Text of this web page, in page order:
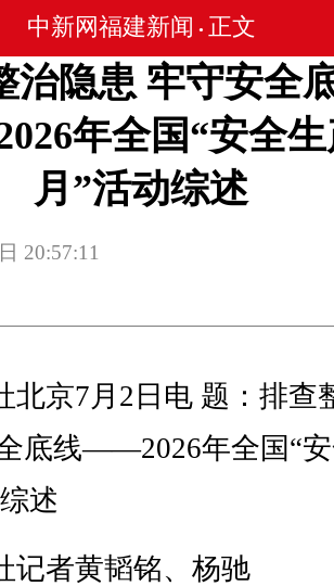
中新网福建新闻 • 正文
治隐患 牢守安全
年全国“安全生
月”活动综述
20:57:11
京7月2日电 题：排查
底线——2026年全国“
述
者黄韬铭、杨驰